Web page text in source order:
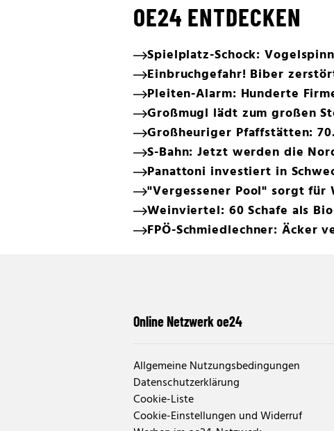
OE24 ENTDECKEN
Spielplatz-Schock:
Einbruchgefahr! Biber
Pleiten-Alarm: Hunderte
Großmugl lädt zum großen
Großheuriger Pfaffstätten:
S-Bahn: Jetzt werden die
Panattoni investiert in
"Vergessener Pool" sorgt für
Weinviertel: 60 Schafe als
FPÖ-Schmiedlechner: Äcker
Online Netzwerk oe24
Allgemeine Nutzungsbedingungen
Datenschutzerklärung
Cookie-Liste
Cookie-Einstellungen und Widerruf